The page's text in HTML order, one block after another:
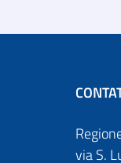
via S.